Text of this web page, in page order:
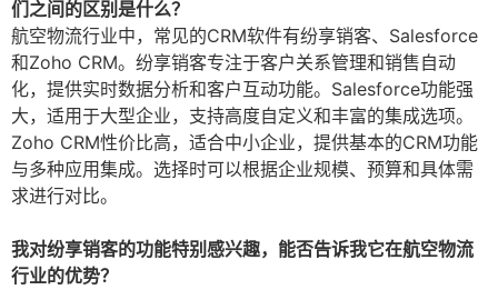
们之间的区别是什么？
航空物流行业中，常见的CRM软件有纷享销客、Salesforce
和Zoho CRM。纷享销客专注于客户关系管理和销售自动
化，提供实时数据分析和客户互动功能。Salesforce功能强
大，适用于大型企业，支持高度自定义和丰富的集成选项。
Zoho CRM性价比高，适合中小企业，提供基本的CRM功能
与多种应用集成。选择时可以根据企业规模、预算和具体需
求进行对比。
我对纷享销客的功能特别感兴趣，能否告诉我它在航空物流
行业的优势？